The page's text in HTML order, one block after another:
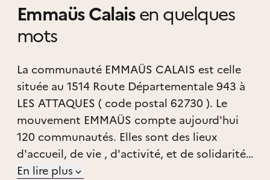
Emmaüs Calaisen quelques
mots
La communauté EMMAÜS CALAIS est celle
située au 1514 Route Départementale 943 à
LES ATTAQUES ( code postal 62730 ). Le
mouvement EMMAÜS compte aujourd'hui
120 communautés. Elles sont des lieux
d'accueil, de vie , d'activité, et de solidarité,
qui fonctionnent sans aucune subvention et
En lire plus